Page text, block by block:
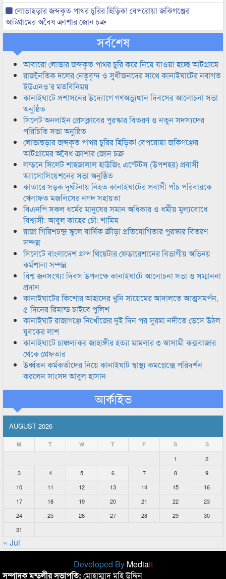
লোভাছড়ার জব্দকৃত পাথর চুরির হিড়িক! বেপরোয়া জকিগঞ্জের
আটগ্রামের অবৈধ ক্রাশার জোন চক্র
সর্বশেষ
আবারো লোভার জব্দকৃত পাথর চুরি করে নিয়ে যাওয়া হচ্ছে আটগ্রামে
রাজনৈতিক দলের নেতৃবৃন্দ ও সুধীজনদের সাথে কানাইঘাটের নবাগত
ইউএনও’র মতবিনিময়
কানাইঘাটে প্রশাসনের উদ্যোগে গণঅভ্যুত্থান দিবসের আলোচনা সভা
অনুষ্ঠিত
সিলেট অনলাইন প্রেসক্লাবের পুরস্কার বিতরণ ও নতুন সদস্যদের
পরিচিতি সভা অনুষ্ঠিত
লোভাছড়ার জব্দকৃত পাথর চুরির হিড়িক! বেপরোয়া জকিগঞ্জের
আটগ্রামের অবৈধ ক্রাশার জোন চক্র
লন্ডনে সিলেট শাহজালাল হাউজিং এস্টেটস (উপশহর) প্রবাসী
অ্যাসোসিয়েশনের সভা অনুষ্ঠিত
কাতারে সড়ক দুর্ঘটনায় নিহত কানাইঘাটের প্রবাসী পাঁচ পরিবারকে
খেলাফত মজলিসের নগদ সহায়তা
বিএনপি সকল ধর্মের মানুষের সমান অধিকার ও ধর্মীয় মুল্যবোধে
বিশ্বাসী: আবুল কাহের চৌ: শামিম
রাজা গিরিশচন্দ্র স্কুলে বার্ষিক ক্রীড়া প্রতিযোগিতার পুরস্কার বিতরণ
সম্পন্ন
সিলেটে বাংলাদেশ গ্রুপ থিয়েটার ফেডারেশানের বিভাগীয় অভিনয়
কর্মশালা সম্পন্ন
বিশ্ব জনসংখ্যা দিবস উপলক্ষে কানাইঘাটে আলোচনা সভা ও সম্মাননা
প্রদান
কানাইঘাটের কিশোর আহাদের খুনি সায়েমের আদালতে আত্মসমর্পন,
৫ দিনের রিমান্ড চাইবে পুলিশ
কানাইঘাট রাজাগঞ্জে নিখোঁজের দুই দিন পর সুরমা নদীতে ভেসে উঠল
যুবকের লাশ
কানাইঘাটে চাঞ্চল্যকর জাহাঙ্গীর হত্যা মামলার ৩ আসামী কক্সবাজার
থেকে গ্রেফতার
উর্ধ্বতন কর্মকর্তাদের নিয়ে কানাইঘাট স্বাস্থ্য কমপ্লেক্সে পরিদর্শন
করলেন সাংসদ আবুল হাসান
আর্কাইভ
AUGUST 2026
M T W T F S S
1
2
3
4 5 6 7 8
9
10
11 12 13 14 15
16
17
18 19 20 21 22
23
24
25 26 27 28 29
30
31
« Jul
Developed By Mediait
সম্পাদক মন্ডলীর সভাপতি: মোহাম্মাদ মহি উদ্দিন